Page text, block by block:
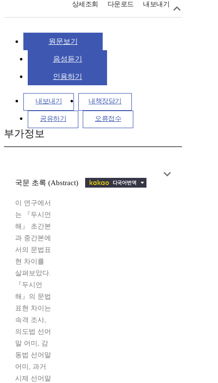
상세조회 다운로드 내보내기
원문보기
음성듣기
인용하기
내보내기 내책장담기
공유하기 오류접수
부가정보
국문 초록 (Abstract)
이 연구에서
는 『두시언
해』 초간본
과 중간본에
서의 문법표
현 차이를
살펴보았다.
『두시언
해』의 문법
표현 차이는
속격 조사,
의도법 선어
말 어미, 감
동법 선어말
어미, 과거
시제 선어말